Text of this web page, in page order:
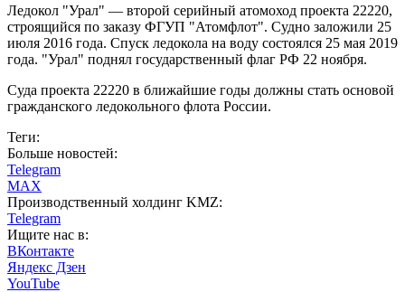
Ледокол "Урал" — второй серийный атомоход проекта 22220,
строящийся по заказу ФГУП "Атомфлот". Судно заложили 25
июля 2016 года. Спуск ледокола на воду состоялся 25 мая 2019
года. "Урал" поднял государственный флаг РФ 22 ноября.
Суда проекта 22220 в ближайшие годы должны стать основой
гражданского ледокольного флота России.
Теги:
Больше новостей:
Telegram
MAX
Производственный холдинг KMZ:
Telegram
Ищите нас в:
ВКонтакте
Яндекс Дзен
YouTube